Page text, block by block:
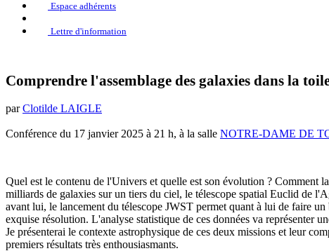
Espace adhérents
Lettre d'information
Comprendre l'assemblage des galaxies dans la
parClotilde LAIGLE
Conférence du 17 janvier 2025 à 21 h, à la salle NOTRE-DAME DE
Quel est le contenu de l'Univers et quelle est son évolution ? Comment
milliards de galaxies sur un tiers du ciel, le télescope spatial Euclid de
avant lui, le lancement du télescope JWST permet quant à lui de faire
exquise résolution. L'analyse statistique de ces données va représenter
Je présenterai le contexte astrophysique de ces deux missions et leur
premiers résultats très enthousiasmants.